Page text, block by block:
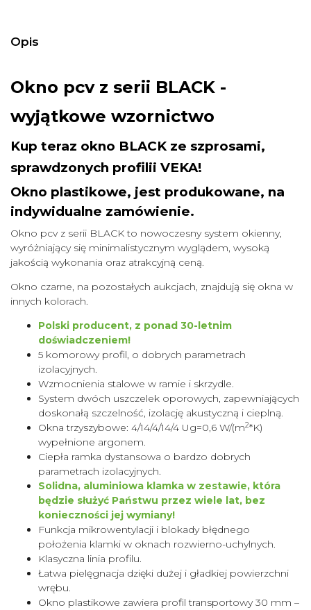
Opis
Okno pcv z serii BLACK -
wyjątkowe wzornictwo
Kup teraz okno BLACK ze szprosami,
sprawdzonych profilii VEKA!
Okno plastikowe, jest produkowane, na
indywidualne zamówienie.
Okno pcv z serii BLACK to nowoczesny system okienny,
wyróżniający się minimalistycznym wyglądem, wysoką
jakością wykonania oraz atrakcyjną ceną.
Okno czarne, na pozostałych aukcjach, znajdują się okna w
innych kolorach.
Polski producent, z ponad 30-letnim
doświadczeniem!
5 komorowy profil, o dobrych parametrach
izolacyjnych.
Wzmocnienia stalowe w ramie i skrzydle.
System dwóch uszczelek oporowych, zapewniających
doskonałą szczelność, izolację akustyczną i cieplną.
Okna trzyszybowe: 4/14/4/14/4 Ug=0,6 W/(m2*K)
wypełnione argonem.
Ciepła ramka dystansowa o bardzo dobrych
parametrach izolacyjnych.
Solidna, aluminiowa klamka w zestawie, która
będzie służyć Państwu przez wiele lat, bez
konieczności jej wymiany!
Funkcja mikrowentylacji i blokady błędnego
położenia klamki w oknach rozwierno-uchylnych.
Klasyczna linia profilu.
Łatwa pielęgnacja dzięki dużej i gładkiej powierzchni
wrębu.
Okno plastikowe zawiera profil transportowy 30 mm –